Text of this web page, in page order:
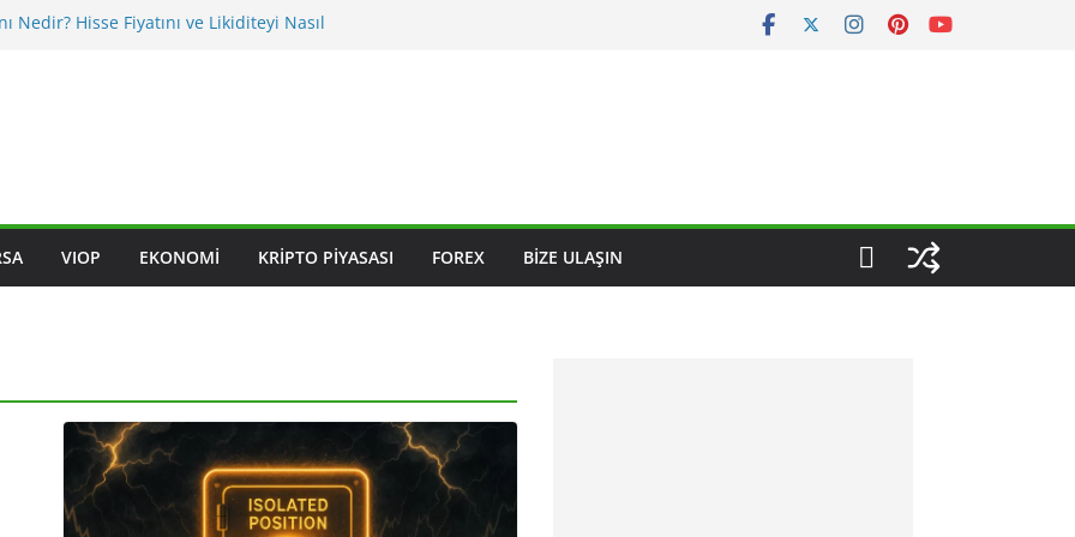
Nedir? Hisse Fiyatını ve Likiditeyi Nasıl
BIST Hisselerini Nasıl Etkiler?
Hisseleri Nasıl Etkiler?
Nedir? Sektörel Rotasyon Nasıl Takip
VIOP EKONOMI KRIPTO PIYASASI FOREX BIZE ULAŞIN